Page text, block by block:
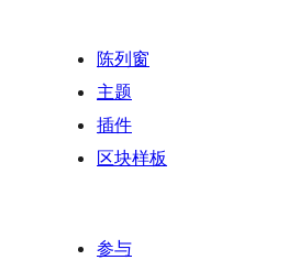
陈列窗
主题
插件
区块样板
参与